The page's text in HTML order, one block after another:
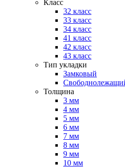
Класс
32 класс
33 класс
34 класс
41 класс
42 класс
43 класс
Тип укладки
Замковый
Толщина
3 мм
4 мм
5 мм
6 мм
7 мм
8 мм
9 мм
10 мм